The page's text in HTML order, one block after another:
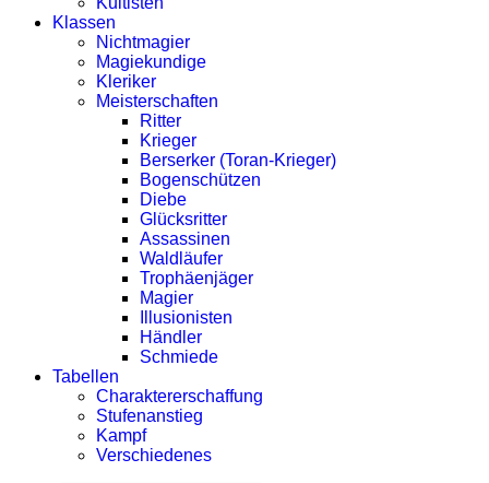
Klassen
Nichtmagier
Magiekundige
Kleriker
Meisterschaften
Ritter
Krieger
Berserker (Toran-Krieger)
Bogenschützen
Diebe
Glücksritter
Assassinen
Waldläufer
Trophäenjäger
Magier
Illusionisten
Händler
Schmiede
Tabellen
Charaktererschaffung
Stufenanstieg
Kampf
Verschiedenes